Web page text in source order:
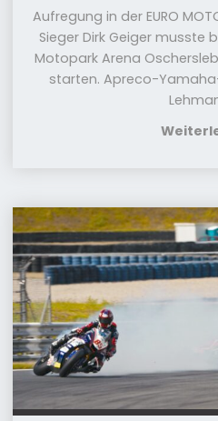
Aufregung in der EURO
Sieger Dirk Geiger musste
Motopark Arena
starten. Apreco-